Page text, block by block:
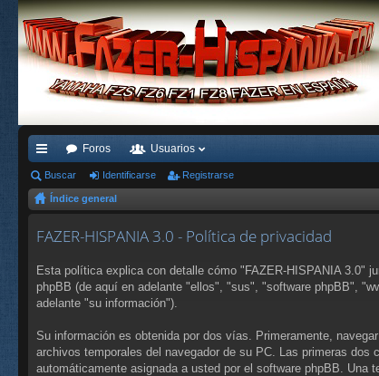
nl
ac
es
pi
s
Foros Usuarios
Buscar Identificarse Registrarse
Índice general
FAZER-HISPANIA 3.0 - Política de privacidad
Esta política explica con detalle cómo "FAZER-HISPANIA 3.0"
phpBB (de aquí en adelante "ellos", "sus", "software phpBB",
adelante "su información").
Su información es obtenida por dos vías. Primeramente,
archivos temporales del navegador de su PC. Las primeras
automáticamente asignada a usted por el software phpBB. Una